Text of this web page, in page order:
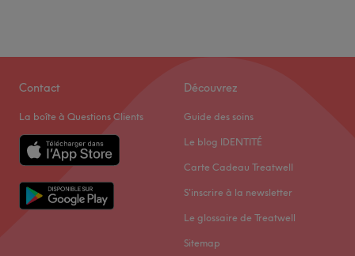
Contact
La boîte à Questions Clients
Découvrez
Guide des soins
Le blog IDENTITÉ
Carte Cadeau Treatwell
S'inscrire à la newsletter
Le glossaire de Treatwell
Sitemap